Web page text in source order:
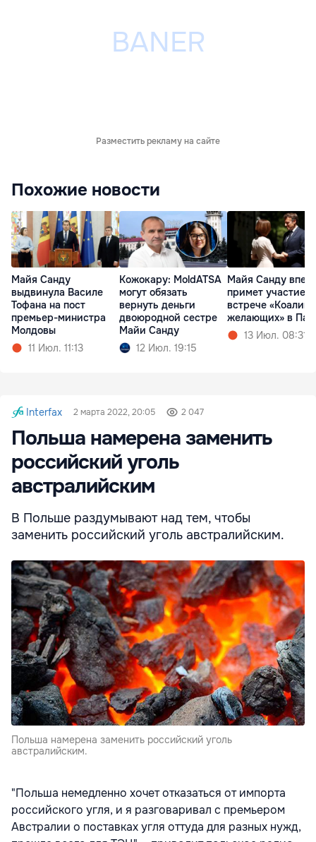
Разместить рекламу на сайте
Похожие новости
Майя Санду
выдвинула Василе
Тофана на пост
премьер-министра
Молдовы
11 Июл. 11:13
Кожокару: MoldATSA
могут обязать
вернуть деньги
двоюродной сестре
Майи Санду
12 Июл. 19:15
Майя Санду
примет участие
встрече
желающих» в
13 Июл. 08:31
Interfax 2 марта 2022, 20:05 2 047
Польша намерена заменить
российский уголь
австралийским
В Польше раздумывают над тем, чтобы
заменить российский уголь австралийским.
Польша намерена заменить российский уголь
австралийским.
"Польша немедленно хочет отказаться от импорта
российского угля, и я разговаривал с премьером
Австралии о поставках угля оттуда для разных нужд,